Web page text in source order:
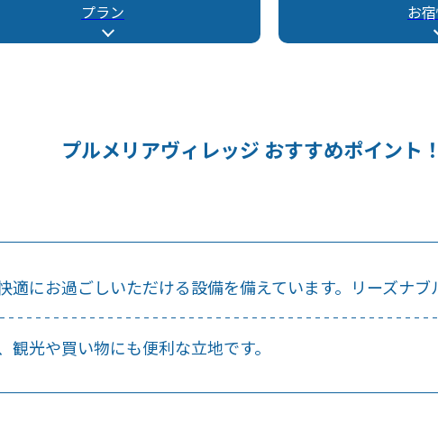
プラン お
プルメリアヴィレッジ おすすめポイント！
適にお過ごしいただける設備を備えています。リーズナブ
光や買い物にも便利な立地です。